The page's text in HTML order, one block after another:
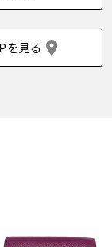
を見る